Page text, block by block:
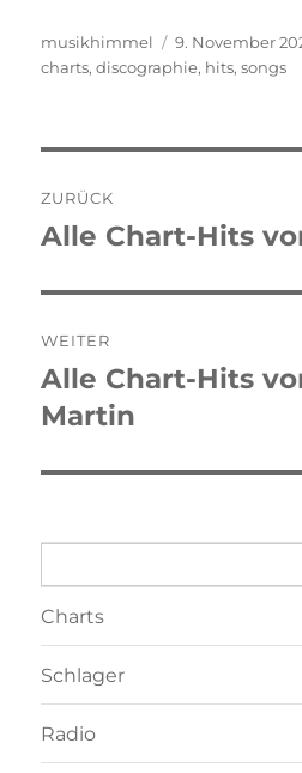
Autor
musikhimmel
Veröffentlicht
am
9. November
charts,discographie, hits,songs
ZURÜCK
Vorheriger
Alle Chart-Hits
WEITER
Nächster
Beitrag:
Alle Chart-Hits
Martin
Search
Charts
Schlager
Radio